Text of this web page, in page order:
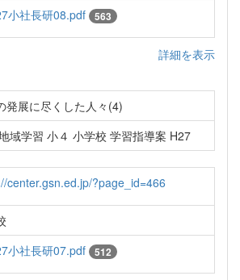
小社長研08.pdf 563
詳細を表示
発展に尽くした人々(4)
域学習 小４ 小学校 学習指導案 H27
center.gsn.ed.jp/?page_id=466
小社長研07.pdf 512